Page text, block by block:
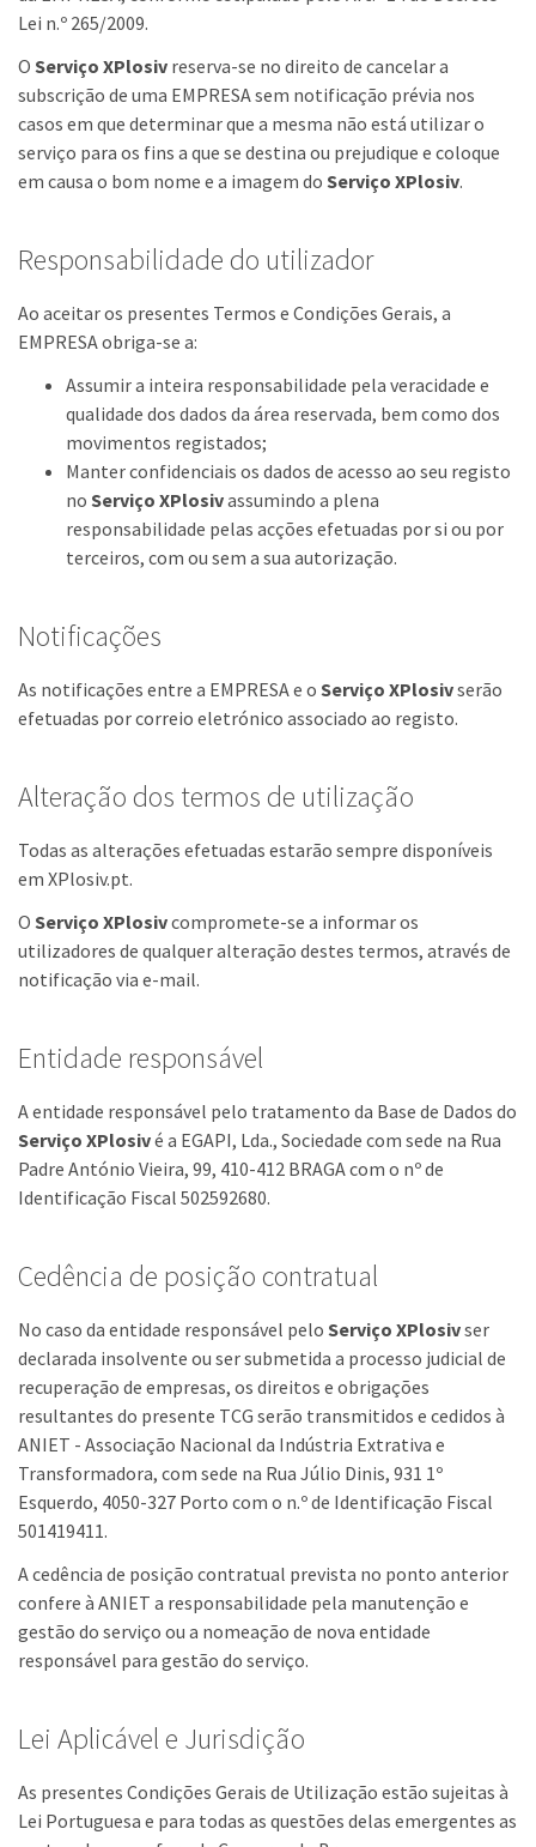
Lei n.º 265/2009.
O Serviço XPlosiv reserva-se no direito de cancelar a
subscrição de uma EMPRESA sem notificação prévia nos
casos em que determinar que a mesma não está utilizar o
serviço para os fins a que se destina ou prejudique e coloque
em causa o bom nome e a imagem do Serviço XPlosiv.
Responsabilidade do utilizador
Ao aceitar os presentes Termos e Condições Gerais, a
EMPRESA obriga-se a:
Assumir a inteira responsabilidade pela veracidade e
qualidade dos dados da área reservada, bem como dos
movimentos registados;
Manter confidenciais os dados de acesso ao seu registo
no Serviço XPlosivassumindo a plena
responsabilidade pelas acções efetuadas por si ou por
terceiros, com ou sem a sua autorização.
Notificações
As notificações entre a EMPRESA e o Serviço XPlosivserão
efetuadas por correio eletrónico associado ao registo.
Alteração dos termos de utilização
Todas as alterações efetuadas estarão sempre disponíveis
em XPlosiv.pt.
O Serviço XPlosivcompromete-se a informar os
utilizadores de qualquer alteração destes termos, através de
notificação via e-mail.
Entidade responsável
A entidade responsável pelo tratamento da Base de Dados do
Serviço XPlosivé a EGAPI, Lda., Sociedade com sede na Rua
Padre António Vieira, 99, 410-412 BRAGA com o nº de
Identificação Fiscal 502592680.
Cedência de posição contratual
No caso da entidade responsável pelo Serviço XPlosivser
declarada insolvente ou ser submetida a processo judicial de
recuperação de empresas, os direitos e obrigações
resultantes do presente TCG serão transmitidos e cedidos à
ANIET - Associação Nacional da Indústria Extrativa e
Transformadora, com sede na Rua Júlio Dinis, 931 1º
Esquerdo, 4050-327 Porto com o n.º de Identificação Fiscal
501419411.
A cedência de posição contratual prevista no ponto anterior
confere à ANIET a responsabilidade pela manutenção e
gestão do serviço ou a nomeação de nova entidade
responsável para gestão do serviço.
Lei Aplicável e Jurisdição
As presentes Condições Gerais de Utilização estão sujeitas à
Lei Portuguesa e para todas as questões delas emergentes as